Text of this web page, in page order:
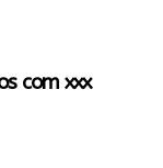
com xxx